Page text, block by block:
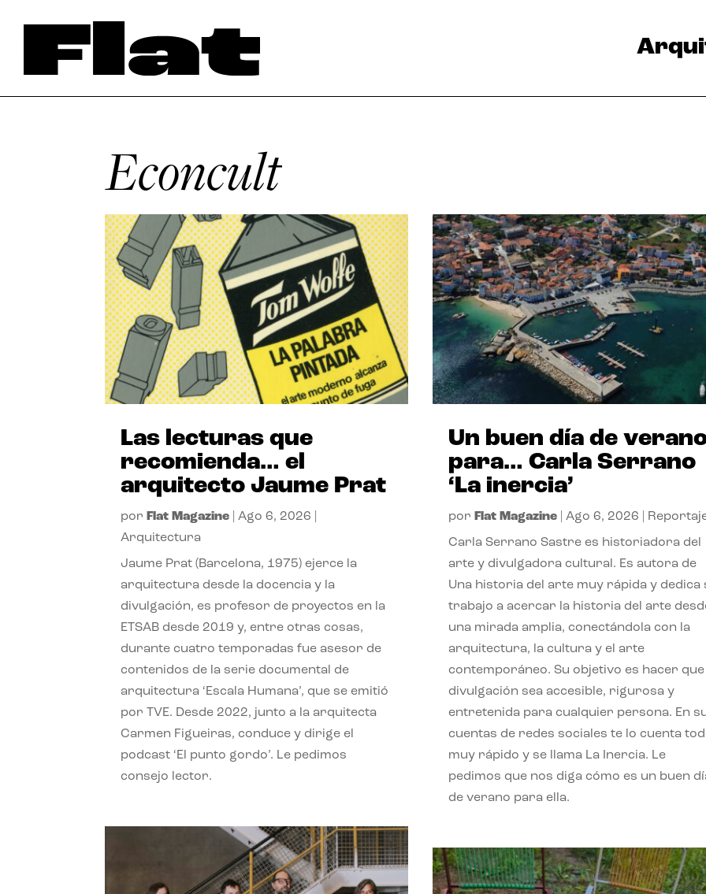
Econcult
Las lecturas que
recomienda… el
arquitecto Jaume Prat
por Flat Magazine |Ago 6, 2026
Arquitectura
Jaume Prat (Barcelona, 1975) ejerce la
arquitectura desde la docencia y la
divulgación, es profesor de proyectos en la
ETSAB desde 2019 y, entre otras cosas,
durante cuatro temporadas fue asesor de
contenidos de la serie documental de
arquitectura ‘Escala Humana’, que se emitió
por TVE. Desde 2022, junto a la arquitecta
Carmen Figueiras, conduce y dirige el
podcast ‘El punto gordo’. Le pedimos
consejo lector.
Un buen día de
para… Carla Serrano
‘La inercia’
por Flat Magazine| Ago 6, 2026
Carla Serrano Sastre es historiadora del
arte y divulgadora cultural. Es autora de
Una historia del arte muy rápida y dedica
trabajo a acercar la historia del arte
una mirada amplia, conectándola con la
arquitectura, la cultura y el arte
contemporáneo. Su objetivo es hacer que
divulgación sea accesible, rigurosa y
entretenida para cualquier persona. En
cuentas de redes sociales te lo cuenta
muy rápido y se llama La Inercia. Le
pedimos que nos diga cómo es un buen
de verano para ella.